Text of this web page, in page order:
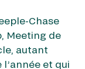
Chase
Meeting de
autant
et qui